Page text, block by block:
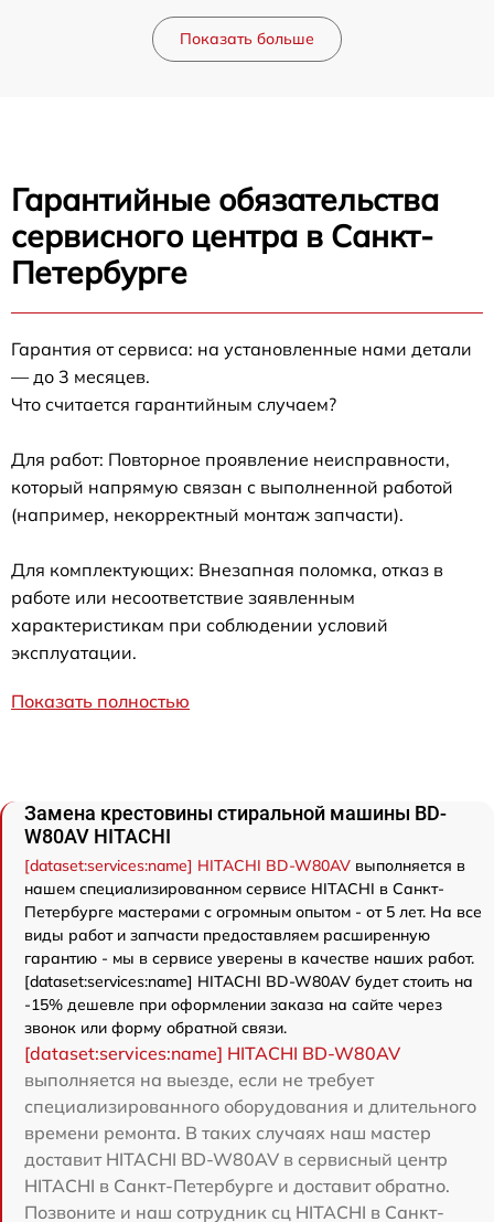
Показать больше
Гарантийные обязательства
сервисного центра в Санкт-
Петербурге
Гарантия от сервиса: на установленные нами детали
— до 3 месяцев.
Что считается гарантийным случаем?
Для работ: Повторное проявление неисправности,
который напрямую связан с выполненной работой
(например, некорректный монтаж запчасти).
Для комплектующих: Внезапная поломка, отказ в
работе или несоответствие заявленным
характеристикам при соблюдении условий
эксплуатации.
Показать полностью
Замена крестовины стиральной машины BD-
W80AV HITACHI
[dataset:services:name] HITACHI BD-W80AV выполняется в
нашем специализированном сервисе HITACHI в Санкт-
Петербурге мастерами с огромным опытом - от 5 лет. На все
виды работ и запчасти предоставляем расширенную
гарантию - мы в сервисе уверены в качестве наших работ.
[dataset:services:name] HITACHI BD-W80AV будет стоить на
-15% дешевле при оформлении заказа на сайте через
звонок или форму обратной связи.
[dataset:services:name] HITACHI BD-W80AV
выполняется на выезде, если не требует
специализированного оборудования и длительного
времени ремонта. В таких случаях наш мастер
доставит HITACHI BD-W80AV в сервисный центр
HITACHI в Санкт-Петербурге и доставит обратно.
Позвоните и наш сотрудник сц HITACHI в Санкт-